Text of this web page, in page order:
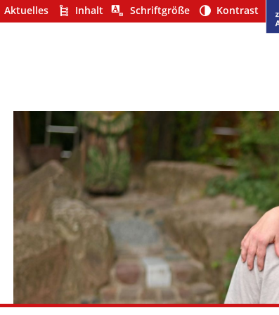
Aktuelles Inhalt Schriftgröße Kontrast